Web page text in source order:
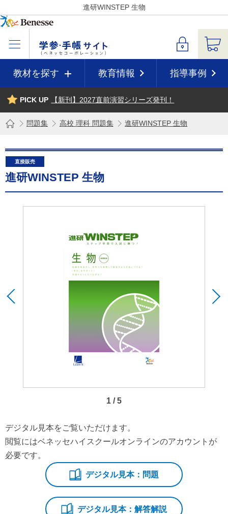
進研WINSTEP 生物
教材を探す 教育情報 指導事例
PICK UP 【新刊】2027直前演習シリーズ発刊！
問題集 高校 理科 問題集 進研WINSTEP 生物
直接販売
進研WINSTEP 生物
1 / 5
デジタル見本をご覧いただけます。
閲覧にはベネッセハイスクールオンラインのアカウントが
必要です。
デジタル見本：問題
デジタル見本：解答解説